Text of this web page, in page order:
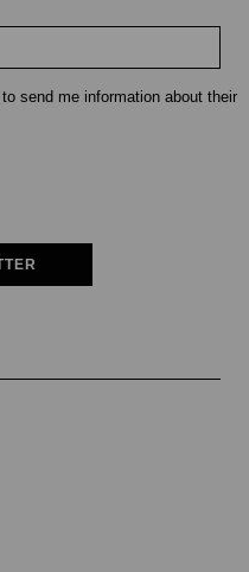
send me information about their